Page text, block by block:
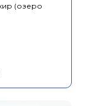
(озеро